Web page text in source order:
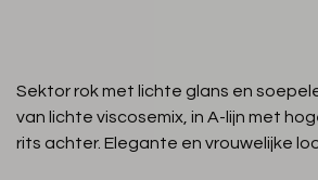
Sektor rok met lichte glans en
van lichte viscosemix, in A-lijn met
rits achter. Elegante en vrouwelijke